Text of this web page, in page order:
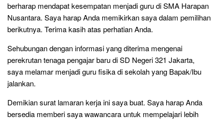
berharap mendapat kesempatan menjadi guru di SMA Harapan
Nusantara. Saya harap Anda memikirkan saya dalam pemilihan
berikutnya. Terima kasih atas perhatian Anda.
Sehubungan dengan informasi yang diterima mengenai
perekrutan tenaga pengajar baru di SD Negeri 321 Jakarta,
saya melamar menjadi guru fisika di sekolah yang Bapak/Ibu
jalankan.
Demikian surat lamaran kerja ini saya buat. Saya harap Anda
bersedia memberi saya wawancara untuk mempelajari lebih